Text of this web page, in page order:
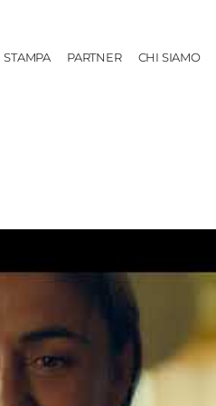
STAMPA PARTNER CHI SIAMO